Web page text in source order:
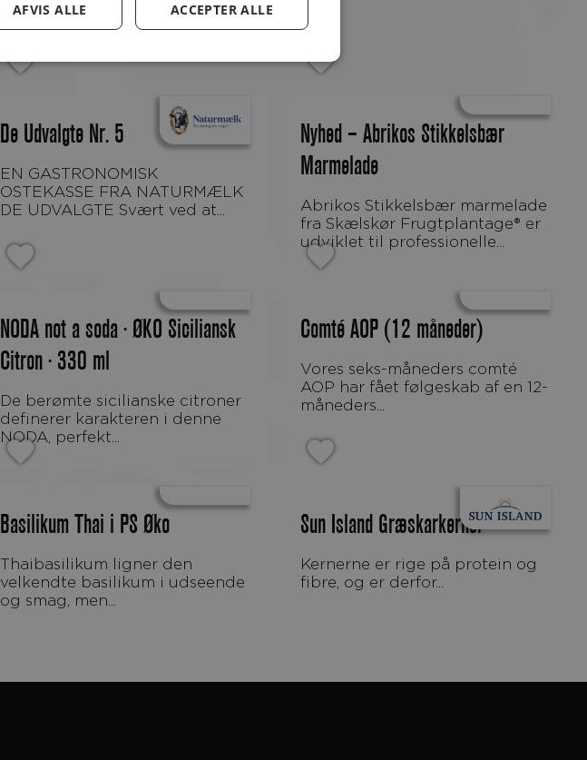
De Udvalgte Nr. 5
EN GASTRONOMISK
OSTEKASSE FRA NATURMÆLK
DE UDVALGTE Svært ved at...
Nyhed – Abrikos Stikkelsbær
Marmelade
Abrikos Stikkelsbær marmelade
fra Skælskør Frugtplantage® er
udviklet til professionelle...
NODA not a soda · ØKO Siciliansk
Citron · 330 ml
De berømte sicilianske citroner
definerer karakteren i denne
NODA, perfekt...
Comté AOP (12 måneder)
Vores seks-måneders comté
AOP har fået følgeskab af en 12-
måneders...
Basilikum Thai i PS Øko
Thaibasilikum ligner den
velkendte basilikum i udseende
og smag, men...
Sun Island Græskarkerner
Kernerne er rige på protein og
fibre, og er derfor...
ACCEPTER ALLE
AFVIS ALLE